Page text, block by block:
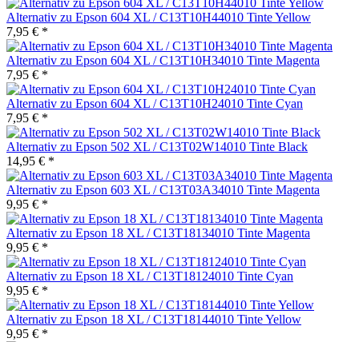
Alternativ zu Epson 604 XL / C13T10H44010 Tinte Yellow
7,95 € *
Alternativ zu Epson 604 XL / C13T10H34010 Tinte Magenta
7,95 € *
Alternativ zu Epson 604 XL / C13T10H24010 Tinte Cyan
7,95 € *
Alternativ zu Epson 502 XL / C13T02W14010 Tinte Black
14,95 € *
Alternativ zu Epson 603 XL / C13T03A34010 Tinte Magenta
9,95 € *
Alternativ zu Epson 18 XL / C13T18134010 Tinte Magenta
9,95 € *
Alternativ zu Epson 18 XL / C13T18124010 Tinte Cyan
9,95 € *
Alternativ zu Epson 18 XL / C13T18144010 Tinte Yellow
9,95 € *